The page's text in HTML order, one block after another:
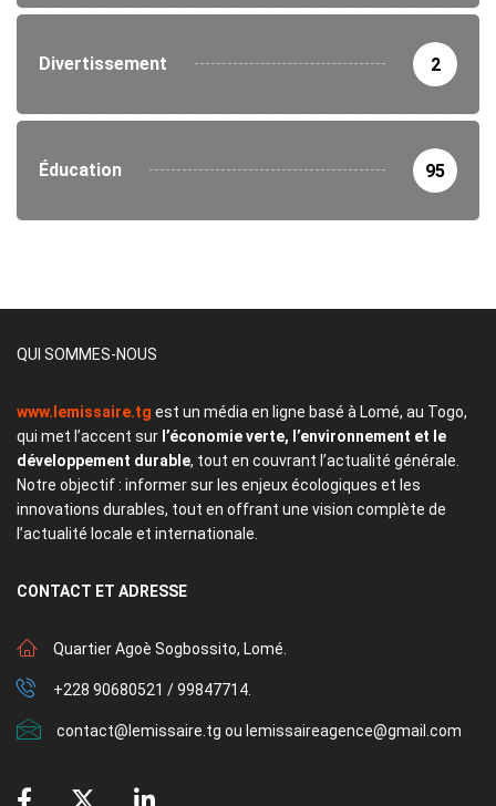
Divertissement 2
Éducation 95
QUI SOMMES-NOUS
www.lemissaire.tg est un média en ligne basé à Lomé, au Togo,
qui met l’accent sur l’économie verte, l’environnement et le
développement durable, tout en couvrant l’actualité générale.
Notre objectif : informer sur les enjeux écologiques et les
innovations durables, tout en offrant une vision complète de
l’actualité locale et internationale.
CONTACT ET ADRESSE
Quartier Agoè Sogbossito, Lomé.
+228 90680521 / 99847714.
contact@lemissaire.tg ou lemissaireagence@gmail.com